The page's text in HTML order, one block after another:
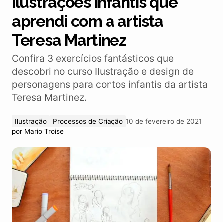
aprendi com a artista
Teresa Martinez
Confira 3 exercícios fantásticos que
descobri no curso Ilustração e design de
personagens para contos infantis da artista
Teresa Martinez.
Ilustração Processos de Criação 10 de fevereiro de 2021
por Mario Troise